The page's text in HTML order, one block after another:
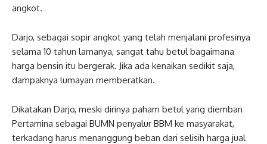
angkot.
Darjo, sebagai sopir angkot yang telah menjalani profesinya
selama 10 tahun lamanya, sangat tahu betul bagaimana
harga bensin itu bergerak. Jika ada kenaikan sedikit saja,
dampaknya lumayan memberatkan.
Dikatakan Darjo, meski dirinya paham betul yang diemban
Pertamina sebagai BUMN penyalur BBM ke masyarakat,
terkadang harus menanggung beban dari selisih harga jual